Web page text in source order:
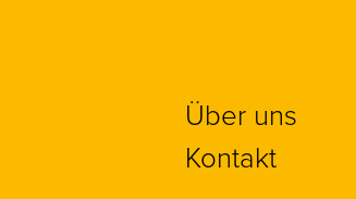
Über uns
Kontakt